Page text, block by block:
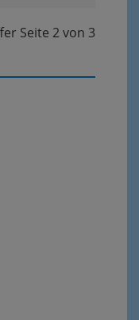
Seite 2von 3